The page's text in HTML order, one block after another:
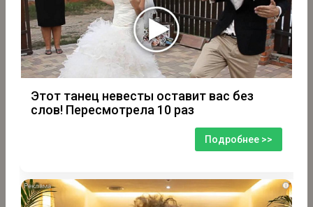
Этот танец невесты оставит вас без
слов! Пересмотрела 10 раз
Подробнее >>
i